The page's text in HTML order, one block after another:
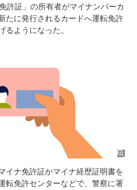
許証」の所有者がマイナンバーカ
たに発行されるカードへ運転免許
るようになった。
イナ免許証かマイナ経歴証明書を
転免許センターなどで、警察に署